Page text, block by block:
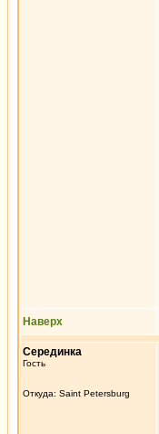
Наверх
Серединка
Гость
Откуда: Saint Petersburg